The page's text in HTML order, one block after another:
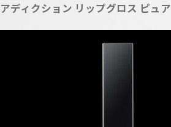
アディクション リップグロス ピュア